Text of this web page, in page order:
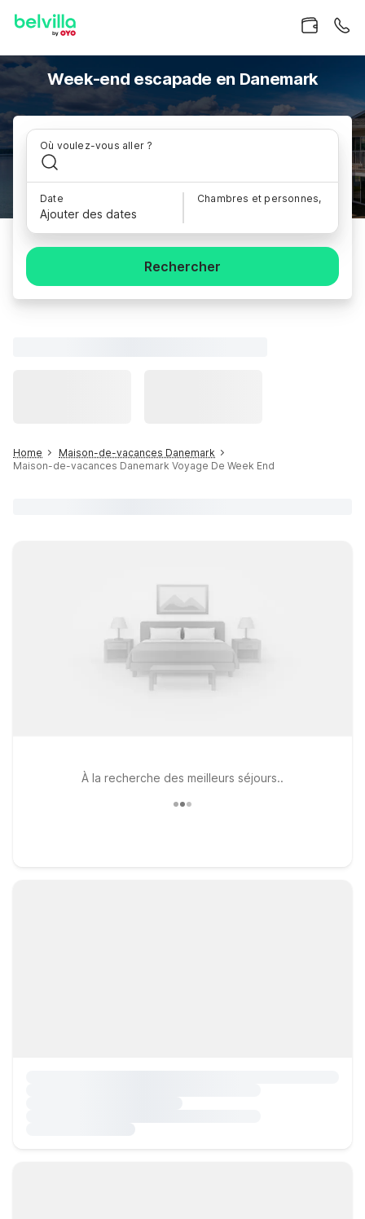
Week-end escapade en Danemark
Où voulez-vous aller ?
Date
Ajouter des dates
Chambres et personnes,
Rechercher
Home
Maison-de-vacances Danemark
Maison-de-vacances Danemark Voyage De Week End
À la recherche des meilleurs séjours..